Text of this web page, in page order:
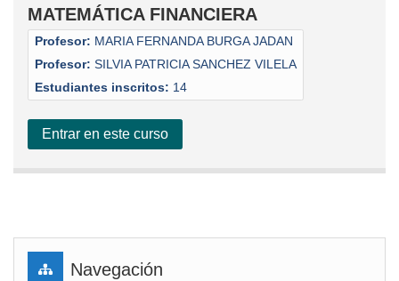
MATEMÁTICA FINANCIERA
Profesor: MARIA FERNANDA BURGA JADAN
Profesor: SILVIA PATRICIA SANCHEZ VILELA
Estudiantes inscritos: 14
Entrar en este curso
Bloques
Navegación